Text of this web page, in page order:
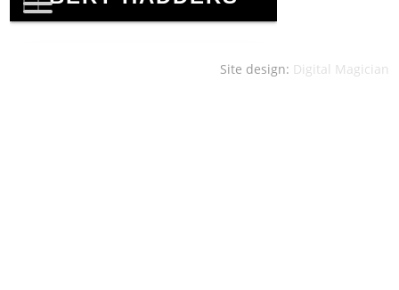
Site design: Digital Magician